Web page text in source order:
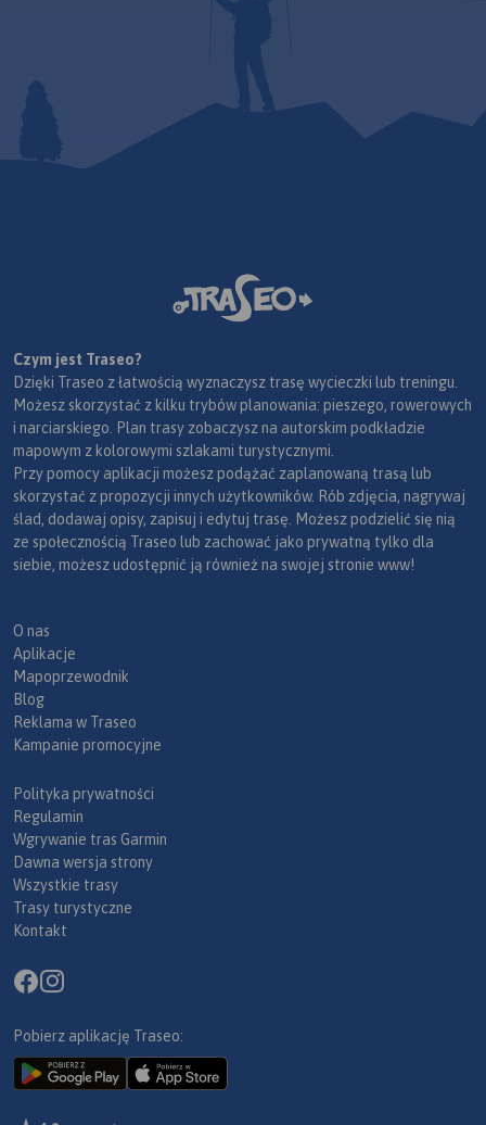
Czym jest Traseo?
Dzięki Traseo z łatwością wyznaczysz trasę wycieczki lub treningu.
Możesz skorzystać z kilku trybów planowania: pieszego, rowerowych
i narciarskiego. Plan trasy zobaczysz na autorskim podkładzie
mapowym z kolorowymi szlakami turystycznymi.
Przy pomocy aplikacji możesz podążać zaplanowaną trasą lub
skorzystać z propozycji innych użytkowników. Rób zdjęcia, nagrywaj
ślad, dodawaj opisy, zapisuj i edytuj trasę. Możesz podzielić się nią
ze społecznością Traseo lub zachować jako prywatną tylko dla
siebie, możesz udostępnić ją również na swojej stronie www!
O nas
Aplikacje
Mapoprzewodnik
Blog
Reklama w Traseo
Kampanie promocyjne
Polityka prywatności
Regulamin
Wgrywanie tras Garmin
Dawna wersja strony
Wszystkie trasy
Trasy turystyczne
Kontakt
Pobierz aplikację Traseo: